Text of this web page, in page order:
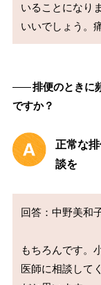
いることになり
――排便のときに
ですか？
正常な
談を
回答：中野美和
もちろんです。
医師に相談して